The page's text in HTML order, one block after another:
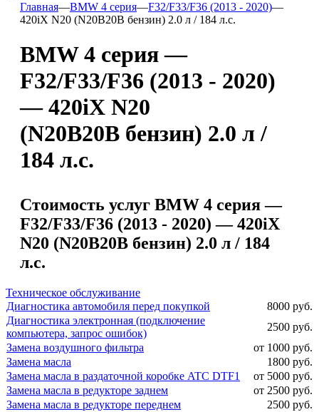
Главная—BMW 4 серия—F32/F33/F36 (2013 - 2020)—
420iX N20 (N20B20B бензин) 2.0 л / 184 л.с.
BMW 4 серия —
F32/F33/F36 (2013 - 2020)
— 420iX N20
(N20B20B бензин) 2.0 л /
184 л.с.
Стоимость услуг BMW 4 серия —
F32/F33/F36 (2013 - 2020) — 420iX
N20 (N20B20B бензин) 2.0 л / 184
л.с.
Техническое обслуживание
Диагностика автомобиля перед покупкой
8000 руб.
Диагностика электронная (подключение
компьютера, запрос ошибок)
2500 руб.
Замена воздушного фильтра
от 1000 руб.
Замена масла
1800 руб.
Замена масла в раздаточной коробке ATC DTF1
от 5000 руб.
Замена масла в редукторе заднем
от 2500 руб.
Замена масла в редукторе переднем
2500 руб.